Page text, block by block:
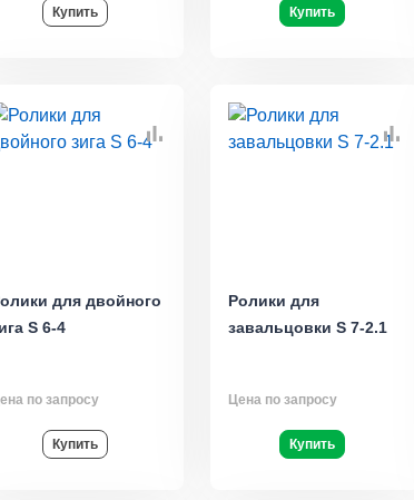
Купить Купить
для двойного
S 6-4
по запросу
Купить
Ролики для
завальцовки S 7-2.1
Цена по запросу
Купить